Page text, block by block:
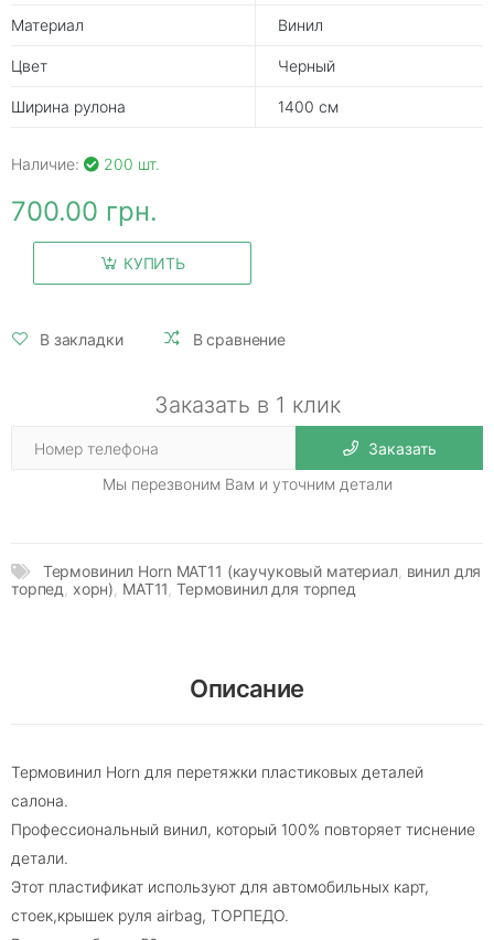
Материал Винил
Цвет Черный
Ширина рулона 1400 см
Наличие: 200 шт.
700.00 грн.
КУПИТЬ
В закладки В сравнение
Заказать в 1 клик
Заказать
Мы перезвоним Вам и уточним детали
Термовинил Horn MAT11 (каучуковый материал, винил для
торпед хорн) MAT11 Термовинил для торпед
Описание
Термовинил Horn для перетяжки пластиковых деталей
салона.
Профессиональный винил, который 100% повторяет тиснение
детали.
Этот пластификат используют для автомобильных карт,
стоек,крышек руля airbag, ТОРПЕДО.